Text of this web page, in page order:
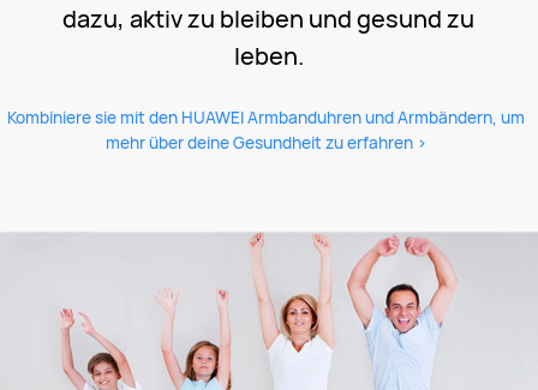
dazu, aktiv zu bleiben und gesund zu
leben.
Kombiniere sie mit den HUAWEI Armbanduhren und Armbändern, um
mehr über deine Gesundheit zu erfahren >